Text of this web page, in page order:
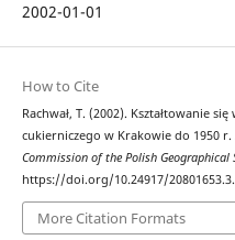
2002-01-01
How to Cite
Rachwał, T. (2002). Kształtowanie
cukierniczego w Krakowie do 1950 r.
Commission of the Polish Geographical
https://doi.org/10.24917/
More Citation Formats